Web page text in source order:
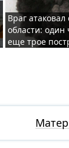
Враг атаковал
области: один
еще трое